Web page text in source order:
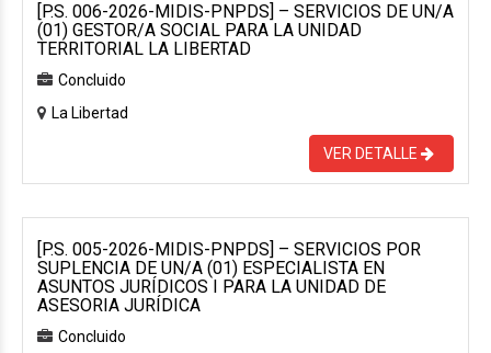
[P.S. 006-2026-MIDIS-PNPDS] – SERVICIOS DE UN/A
(01) GESTOR/A SOCIAL PARA LA UNIDAD
TERRITORIAL LA LIBERTAD
Concluido
La Libertad
VER DETALLE
[P.S. 005-2026-MIDIS-PNPDS] – SERVICIOS POR
SUPLENCIA DE UN/A (01) ESPECIALISTA EN
ASUNTOS JURÍDICOS I PARA LA UNIDAD DE
ASESORIA JURÍDICA
Concluido